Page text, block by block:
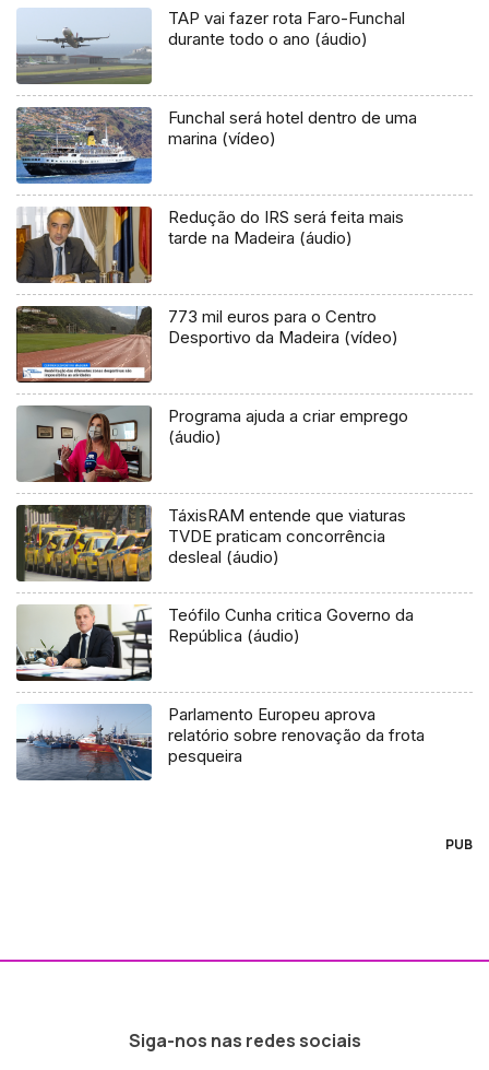
TAP vai fazer rota Faro-Funchal
durante todo o ano (áudio)
Funchal será hotel dentro de uma
marina (vídeo)
Redução do IRS será feita mais
tarde na Madeira (áudio)
773 mil euros para o Centro
Desportivo da Madeira (vídeo)
Programa ajuda a criar emprego
(áudio)
TáxisRAM entende que viaturas
TVDE praticam concorrência
desleal (áudio)
Teófilo Cunha critica Governo da
República (áudio)
Parlamento Europeu aprova
relatório sobre renovação da frota
pesqueira
PUB
Siga-nos nas redes sociais